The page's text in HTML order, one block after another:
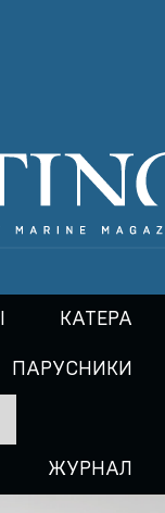
КАТЕРА
ПАРУСНИКИ
ЖУРНАЛ